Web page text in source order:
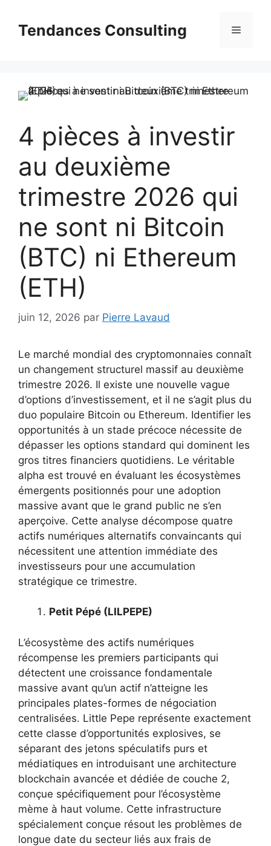
contenuTendances Consulting Menu
4 pièces à investir
au deuxième
trimestre 2026 qui
ne sont ni Bitcoin
(BTC) ni Ethereum
(ETH)
juin 12, 2026 par Pierre Lavaud
Le marché mondial des cryptomonnaies connaît
un changement structurel massif au deuxième
trimestre 2026. Il existe une nouvelle vague
d’options d’investissement, et il ne s’agit plus du
duo populaire Bitcoin ou Ethereum. Identifier les
opportunités à un stade précoce nécessite de
dépasser les options standard qui dominent les
gros titres financiers quotidiens. Le véritable
alpha est trouvé en évaluant les écosystèmes
émergents positionnés pour une adoption
massive avant que le grand public ne s’en
aperçoive. Cette analyse décompose quatre
actifs numériques alternatifs convaincants qui
nécessitent une attention immédiate des
investisseurs pour une accumulation
stratégique ce trimestre.
Petit Pépé (LILPEPE)
L’écosystème des actifs numériques
récompense les premiers participants qui
détectent une croissance fondamentale
massive avant qu’un actif n’atteigne les
principales plates-formes de négociation
centralisées. Little Pepe représente exactement
cette classe d’opportunités explosives, se
séparant des jetons spéculatifs purs et
médiatiques en introduisant une architecture
blockchain avancée et dédiée de couche 2,
conçue spécifiquement pour l’écosystème
mème à haut volume. Cette infrastructure
spécialement conçue résout les problèmes de
longue date du secteur liés aux frais de